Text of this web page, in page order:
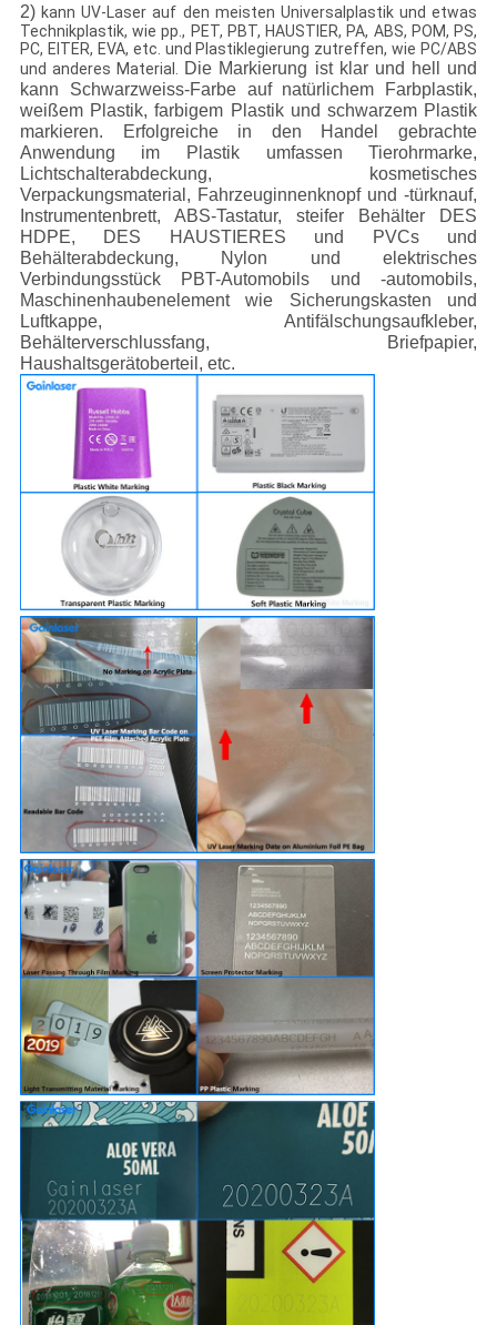
2)kann UV-Laser auf den meisten Universalplastik und etwas
Technikplastik, wie pp., PET, PBT, HAUSTIER, PA, ABS, POM, PS,
PC, EITER, EVA, etc. und Plastiklegierung zutreffen, wie PC/ABS
und anderes Material.
Die Markierung ist klar und hell und
kann Schwarzweiss-Farbe auf natürlichem Farbplastik,
weißem Plastik, farbigem Plastik und schwarzem Plastik
markieren. Erfolgreiche in den Handel gebrachte
Anwendung im Plastik umfassen Tierohrmarke,
Lichtschalterabdeckung, kosmetisches
Verpackungsmaterial, Fahrzeuginnenknopf und -türknauf,
Instrumentenbrett, ABS-Tastatur, steifer Behälter DES
HDPE, DES HAUSTIERES und PVCs und
Behälterabdeckung, Nylon und elektrisches
Verbindungsstück PBT-Automobils und -automobils,
Maschinenhaubenelement wie Sicherungskasten und
Luftkappe, Antifälschungsaufkleber,
Behälterverschlussfang, Briefpapier,
Haushaltsgerätoberteil, etc.